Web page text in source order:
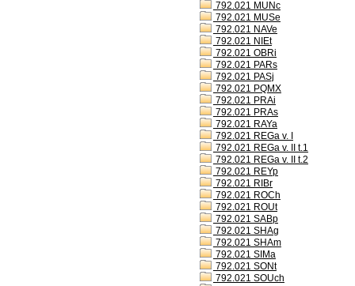
792.021 MUNc
792.021 MUSe
792.021 NAVe
792.021 NIEt
792.021 OBRi
792.021 PARs
792.021 PASj
792.021 PQMX
792.021 PRAi
792.021 PRAs
792.021 RAYa
792.021 REGa v. I
792.021 REGa v. II t.1
792.021 REGa v. II t.2
792.021 REYp
792.021 RIBr
792.021 ROCh
792.021 ROUt
792.021 SABp
792.021 SHAg
792.021 SHAm
792.021 SIMa
792.021 SONt
792.021 SOUch